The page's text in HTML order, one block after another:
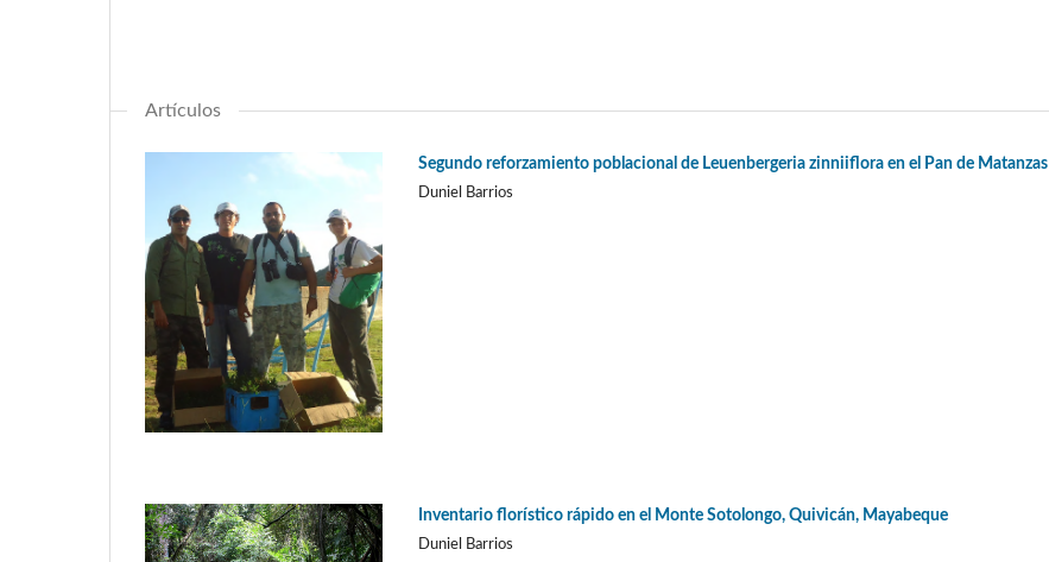
Artículos
Segundo reforzamiento poblacional de Leuenbergeria zinniiflora en el Pan de Matanzas
Duniel Barrios
Inventario florístico rápido en el Monte Sotolongo, Quivicán, Mayabeque
Duniel Barrios